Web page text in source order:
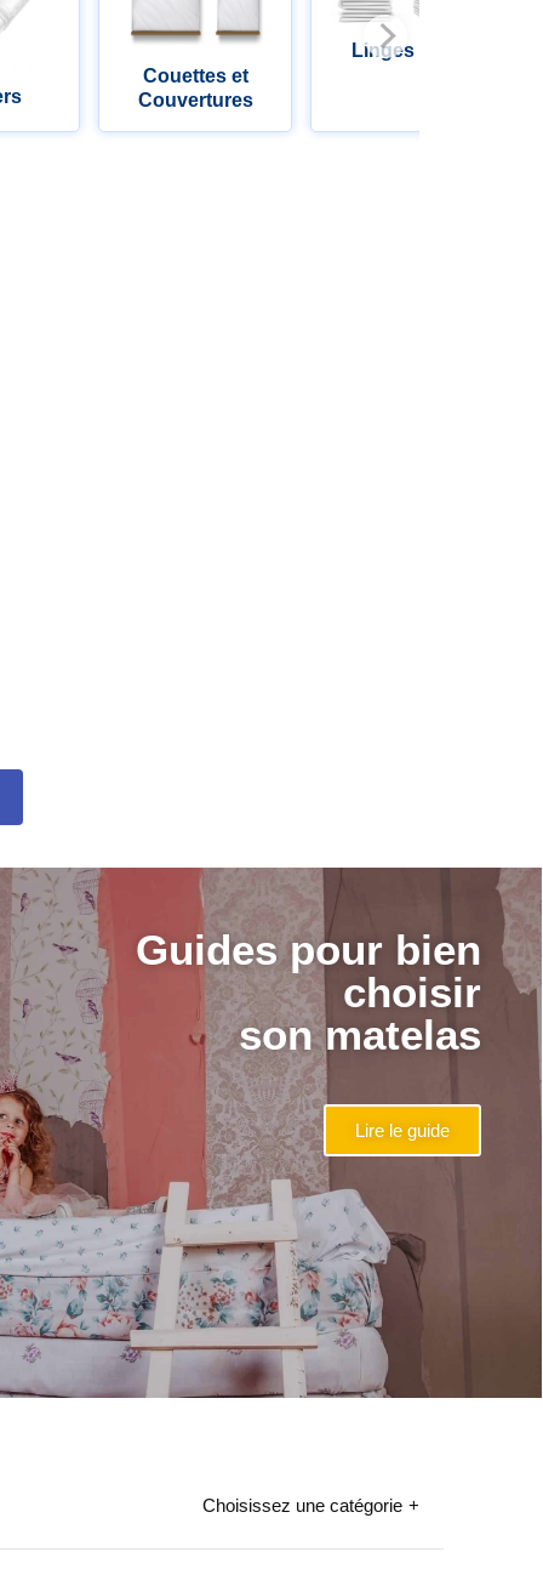
s
Couettes et
Couvertures
Linges de lit
Guides pour bien
choisir
son matelas
Lire le guide
Choisissez une catégorie